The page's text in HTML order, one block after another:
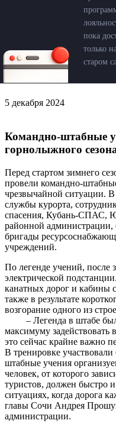
пока
только
старом
5 декабря 2024
Командно-штабные
горнолыжного
Перед стартом зимнего
провели командно-
чрезвычайной ситуации.
службы курорта,
спасения, Кубань-
районной
бригады
учреждений.
По легенде учений, после
электрической
канатных дорог и кабины
также в результате
возгорание одного из
– Легенда в штабе была
максимуму задействовать
это сейчас крайне важно
В тренировке
штабные учения
человек, от которого
туристов, должен быстро
ситуациях, когда дорога
главы Сочи Андрея
администрации.